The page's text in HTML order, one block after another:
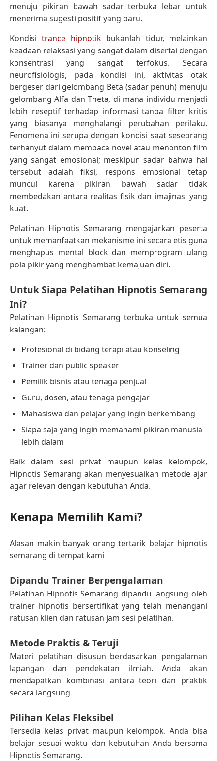
menuju pikiran bawah sadar terbuka lebar untuk
menerima sugesti positif yang baru.
Kondisitrance hipnotikbukanlah tidur, melainkan
keadaan relaksasi yang sangat dalam disertai dengan
konsentrasi yang sangat terfokus. Secara
neurofisiologis, pada kondisi ini, aktivitas otak
bergeser dari gelombang Beta (sadar penuh) menuju
gelombang Alfa dan Theta, di mana individu menjadi
lebih reseptif terhadap informasi tanpa filter kritis
yang biasanya menghalangi perubahan perilaku.
Fenomena ini serupa dengan kondisi saat seseorang
terhanyut dalam membaca novel atau menonton film
yang sangat emosional; meskipun sadar bahwa hal
tersebut adalah fiksi, respons emosional tetap
muncul karena pikiran bawah sadar tidak
membedakan antara realitas fisik dan imajinasi yang
kuat.
Pelatihan Hipnotis Semarang mengajarkan peserta
untuk memanfaatkan mekanisme ini secara etis guna
menghapus mental block dan memprogram ulang
pola pikir yang menghambat kemajuan diri.
Untuk Siapa Pelatihan Hipnotis Semarang
Ini?
Pelatihan Hipnotis Semarang terbuka untuk semua
kalangan:
Profesional di bidang terapi atau konseling
Trainer dan public speaker
Pemilik bisnis atau tenaga penjual
Guru, dosen, atau tenaga pengajar
Mahasiswa dan pelajar yang ingin berkembang
Siapa saja yang ingin memahami pikiran manusia
lebih dalam
Baik dalam sesi privat maupun kelas kelompok,
Hipnotis Semarang akan menyesuaikan metode ajar
agar relevan dengan kebutuhan Anda.
Kenapa Memilih Kami?
Alasan makin banyak orang tertarik belajar hipnotis
semarang di tempat kami
Dipandu Trainer Berpengalaman
Pelatihan Hipnotis Semarang dipandu langsung oleh
trainer hipnotis bersertifikat yang telah menangani
ratusan klien dan ratusan jam sesi pelatihan.
Metode Praktis & Teruji
Materi pelatihan disusun berdasarkan pengalaman
lapangan dan pendekatan ilmiah. Anda akan
mendapatkan kombinasi antara teori dan praktik
secara langsung.
Pilihan Kelas Fleksibel
Tersedia kelas privat maupun kelompok. Anda bisa
belajar sesuai waktu dan kebutuhan Anda bersama
Hipnotis Semarang.